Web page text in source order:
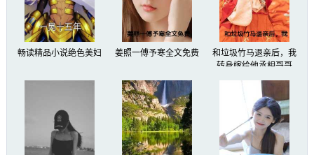
她攥紧了手中的牵引绳：“傅予寒是我的丈夫。”
畅读精品小说绝色美妇 姜照一傅予寒全文免费
和垃圾竹马退亲后，我
转身嫁给他丞相哥哥